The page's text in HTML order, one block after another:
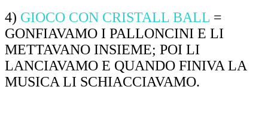
4) GIOCO CON CRISTALL BALL =
GONFIAVAMO I PALLONCINI E LI
METTAVANO INSIEME; POI LI
LANCIAVAMO E QUANDO FINIVA LA
MUSICA LI SCHIACCIAVAMO.